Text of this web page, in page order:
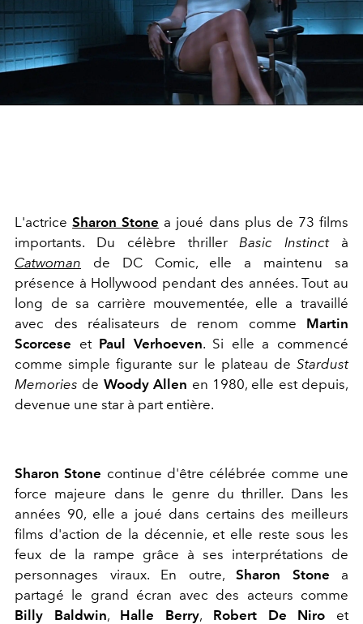
L'actriceSharon Stone a joué dans plus de 73 films
importants. Du célèbre thrillerBasic Instinctà
Catwoman de DC Comic, elle a maintenu sa
présence à Hollywood pendant des années. Tout au
long de sa carrière mouvementée, elle a travaillé
avec des réalisateurs de renom comme Martin
Scorcese et Paul Verhoeven. Si elle a commencé
comme simple figurante sur le plateau de Stardust
Memories de Woody Allen en 1980, elle est depuis,
devenue une star à part entière.
Sharon Stone continue d'être célébrée comme une
force majeure dans le genre du thriller. Dans les
années 90, elle a joué dans certains des meilleurs
films d'action de la décennie, et elle reste sous les
feux de la rampe grâce à ses interprétations de
personnages viraux. En outre, Sharon Stone a
partagé le grand écran avec des acteurs comme
Billy Baldwin, Halle Berry, Robert De Niro et